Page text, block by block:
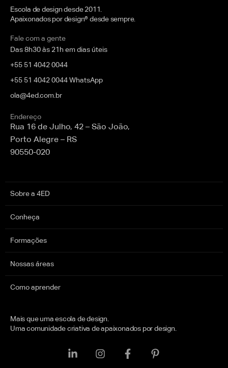
Escola de design desde 2011.
Apaixonados por design® desde sempre.
Fale com a gente
Das 8h30 às 21h em dias úteis
+55 51 4042 0044
+55 51 4042 0044 WhatsApp
ola@4ed.com.br
Endereço
Rua 16 de Julho, 42 – São João,
Porto Alegre – RS
90550-020
Sobre a 4ED
Conheça
Formações
Nossas áreas
Como aprender
Mais que uma escola de design.
Uma comunidade criativa de apaixonados por design.